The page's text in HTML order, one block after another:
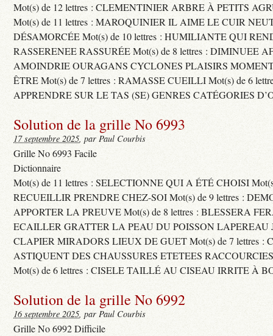
Mot(s) de 12 lettres : CLEMENTINIER ARBRE À PETITS
Mot(s) de 11 lettres : MAROQUINIER IL AIME LE CUIR
DÉSAMORCÉE Mot(s) de 10 lettres : HUMILIANTE QUI
RASSERENEE RASSURÉE Mot(s) de 8 lettres : DIMINUEE
AMOINDRIE OURAGANS CYCLONES PLAISIRS
ÊTRE Mot(s) de 7 lettres : RAMASSE CUEILLI Mot(s) de 6
APPRENDRE SUR LE TAS (SE) GENRES CATÉGORIES
Solution de la grille No 6993
17 septembre 2025, par Paul Courbis
Grille No 6993 Facile
Dictionnaire
Mot(s) de 11 lettres : SELECTIONNE QUI A ÉTÉ CHOISI
RECUEILLIR PRENDRE CHEZ-SOI Mot(s) de 9 lettres :
APPORTER LA PREUVE Mot(s) de 8 lettres : BLESSERA
ECAILLER GRATTER LA PEAU DU POISSON LAPEREAU
CLAPIER MIRADORS LIEUX DE GUET Mot(s) de 7 lettres :
ASTIQUENT DES CHAUSSURES ETETEES
Mot(s) de 6 lettres : CISELE TAILLÉ AU CISEAU IRRITE À
Solution de la grille No 6992
16 septembre 2025, par Paul Courbis
Grille No 6992 Difficile